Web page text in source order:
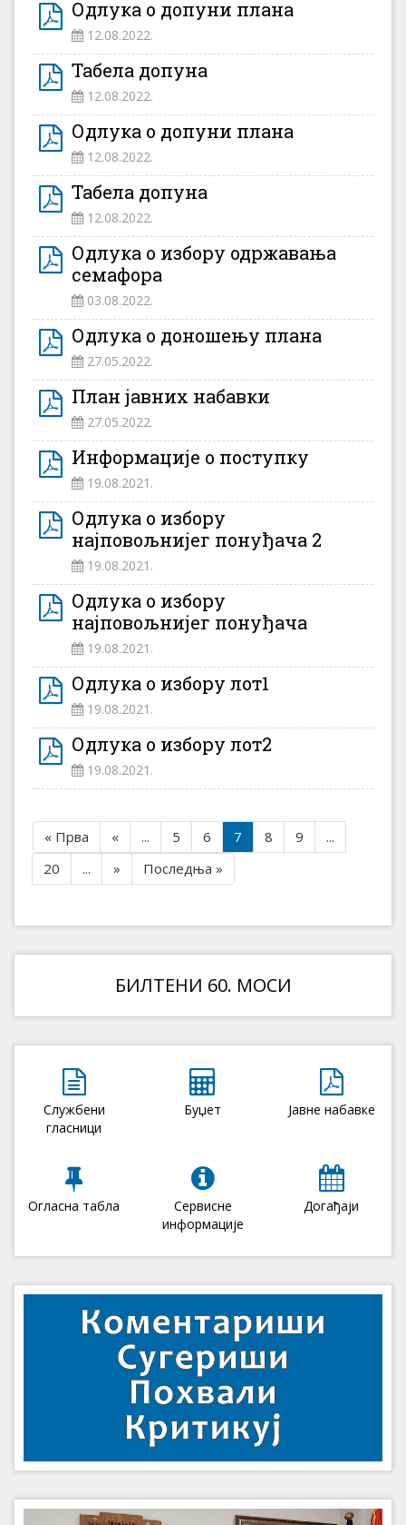
Одлука о допуни плана
12.08.2022.
Табела допуна
12.08.2022.
Одлука о допуни плана
12.08.2022.
Табела допуна
12.08.2022.
Одлука о избору одржавања
семафора
03.08.2022.
Одлука о доношењу плана
27.05.2022.
План јавних набавки
27.05.2022.
Информације о поступку
19.08.2021.
Одлука о избору
најповољнијег понуђача 2
19.08.2021.
Одлука о избору
најповољнијег понуђача
19.08.2021.
Одлука о избору лот1
19.08.2021.
Одлука о избору лот2
19.08.2021.
« Прва « ... 5 6 7 8 9
...
20
... » Последња »
БИЛТЕНИ 60. МОСИ
Службени
гласници
Буџет Јавне набавке
Огласна табла
Сервисне
информације
Догађаји